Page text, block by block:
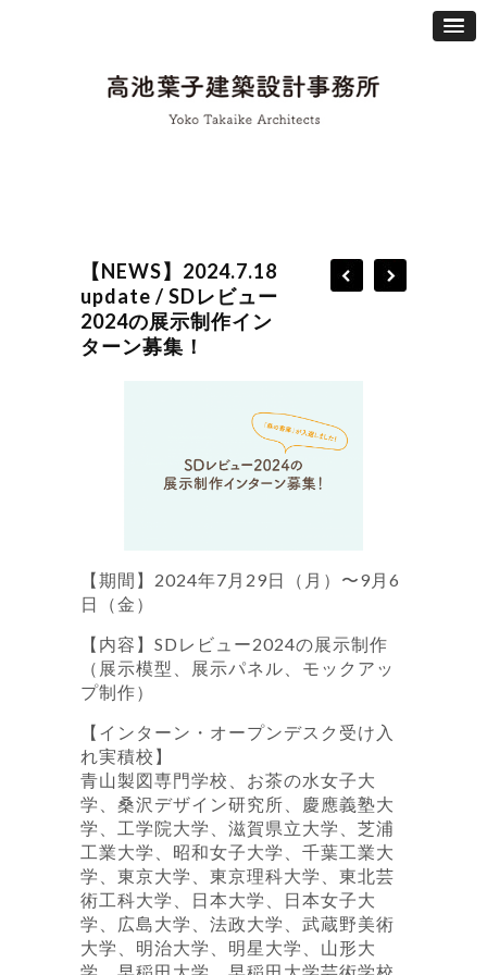
【NEWS】2024.7.18
update / SDレビュー
2024の展示制作イン
ターン募集！
【期間】2024年7月29日（月）〜9月6
日（金）
【内容】SDレビュー2024の展示制作
（展示模型、展示パネル、モックアッ
プ制作）
【インターン・オープンデスク受け入
れ実積校】
青山製図専門学校、お茶の水女子大
学、桑沢デザイン研究所、慶應義塾大
学、工学院大学、滋賀県立大学、芝浦
工業大学、昭和女子大学、千葉工業大
学、東京大学、東京理科大学、東北芸
術工科大学、日本大学、日本女子大
学、広島大学、法政大学、武蔵野美術
大学、明治大学、明星大学、山形大
学、早稲田大学、早稲田大学芸術学校